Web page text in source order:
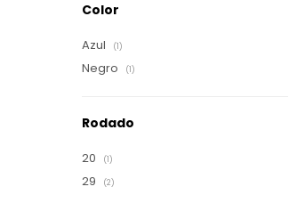
Color
Azul (1)
Negro (1)
Rodado
20 (1)
29 (2)